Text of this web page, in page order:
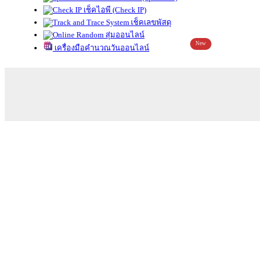
เช็คไอพี (Check IP)
เช็คเลขพัสดุ
สุ่มออนไลน์
เครื่องมือคำนวณวันออนไลน์
New